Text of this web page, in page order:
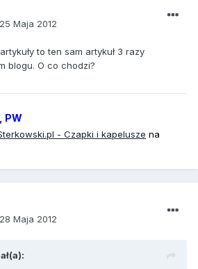
25 Maja 2012
to ten sam artykuł 3 razy
blogu. O co chodzi?
, PW
.pl - Czapki i kapelusze na
28 Maja 2012